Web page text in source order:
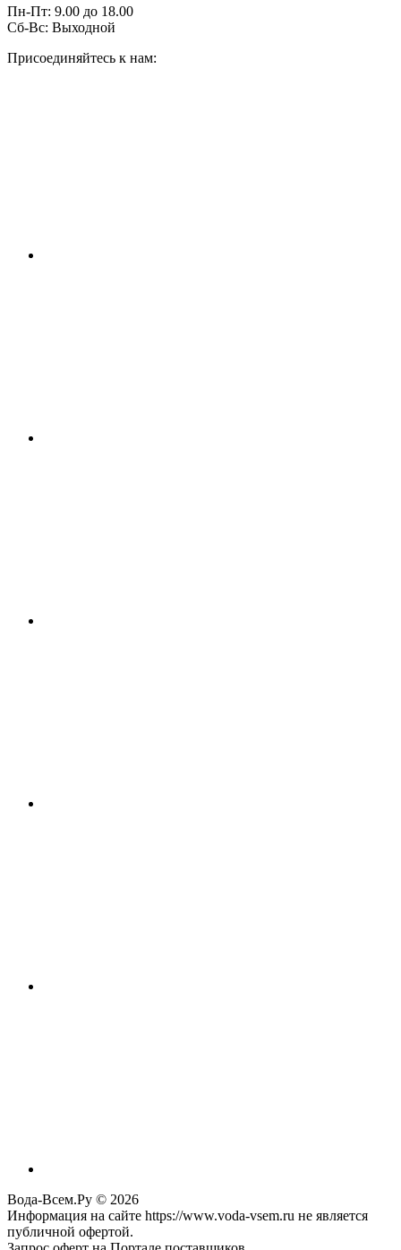
Пн-Пт: 9.00 до 18.00
Сб-Вс: Выходной
Присоединяйтесь к нам:
Вода-Всем.Ру © 2026
Информация на сайте https://www.voda-vsem.ru не является
публичной офертой.